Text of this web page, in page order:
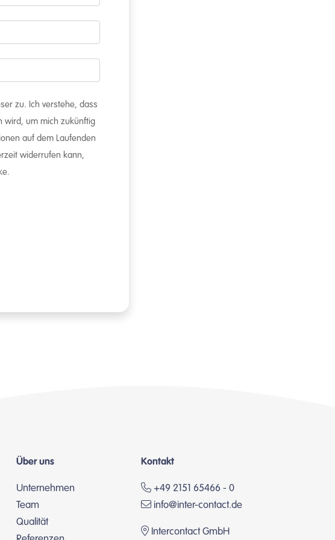
zu. Ich verstehe, dass
wird, um mich zukünftig
auf dem Laufenden
widerrufen kann,
Über uns
Unternehmen
Team
Qualität
Kontakt
+49 2151 65466 - 0
info@inter-contact.de
Intercontact GmbH